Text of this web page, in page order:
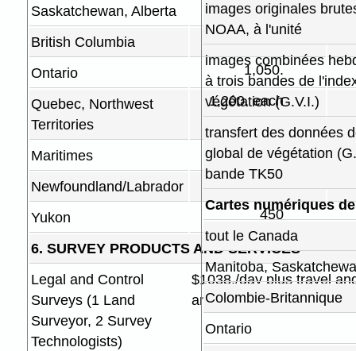
Saskatchewan, Alberta
British Columbia 900.
Ontario 1,050.
Quebec, Northwest
Territories
1,200. each
Maritimes 300.
Newfoundland/Labrador 500.
Yukon 450
6. SURVEY PRODUCTS AND SERVICES
Legal and Control
Surveys (1 Land
Surveyor, 2 Survey
Technologists)
$1038./day plus travel
and monument costs
images originales
NOAA, à l'unité
images combinées
à trois bandes de
végétation (G.V.I.)
transfert des données
global de végétation
bande TK50
Cartes numériques
tout le Canada
Manitoba,
Colombie-Britannique
Ontario